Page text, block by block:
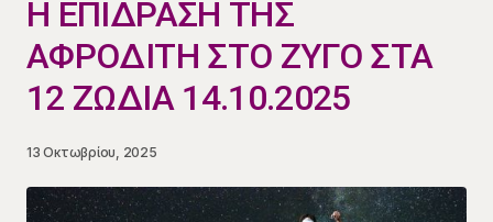
Η ΕΠΙΔΡΑΣΗ ΤΗΣ
ΑΦΡΟΔΙΤΗ ΣΤΟ ΖΥΓΟ ΣΤΑ
12 ΖΩΔΙΑ 14.10.2025
13 Οκτωβρίου, 2025